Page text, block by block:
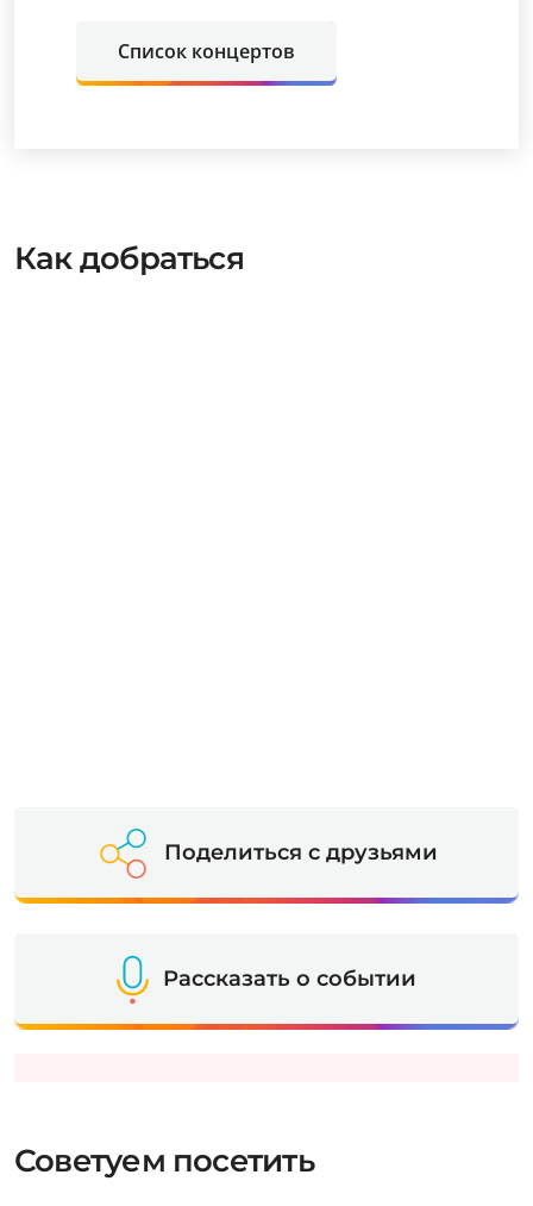
Список концертов
Как добраться
Поделиться с друзьями
Рассказать о событии
Советуем посетить